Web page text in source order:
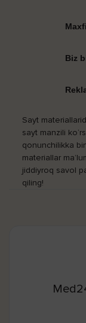
Biz
Sayt
sayt manzili
qonunchilikka
materiallar
jiddiyroq savol
qiling!